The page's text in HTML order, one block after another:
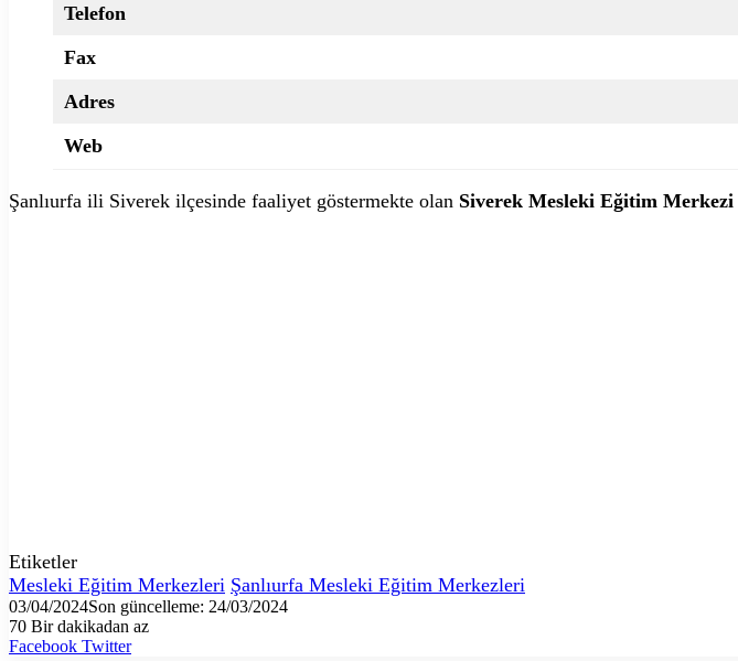
Telefon
Fax
Adres
Web
Şanlıurfa ili Siverek ilçesinde faaliyet göstermekte olan Siverek Mesleki Eğitim Merkezi
Etiketler
Mesleki Eğitim Merkezleri Şanlıurfa Mesleki Eğitim Merkezleri
03/04/2024Son güncelleme: 24/03/2024
70 Bir dakikadan az
Facebook TwitterLinkedIn
Tumblr
Pinterest
Reddit
VKontakte
E-
Yazdır